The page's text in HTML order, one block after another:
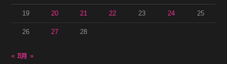
19 20 21 22 23 24 25
26 27 28
« 1月3月 »